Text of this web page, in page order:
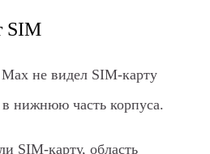
SIM
не видел SIM-карту
нижнюю часть корпуса.
SIM-карту, область